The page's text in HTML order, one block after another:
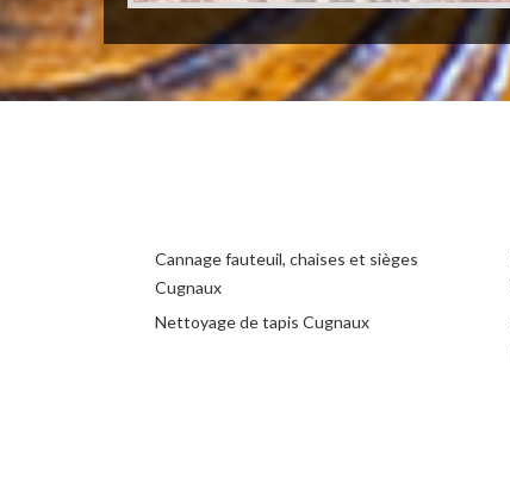
Cannage fauteuil, chaises et sièges
Cugnaux
Nettoyage de tapis Cugnaux